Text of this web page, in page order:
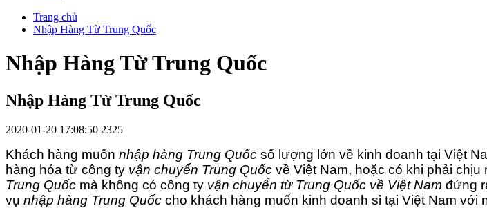
Trang chủ
Nhập Hàng Từ Trung Quốc
Nhập Hàng Từ Trung Quốc
Nhập Hàng Từ Trung Quốc
2020-01-20 17:08:50 2325
Khách hàng muốn nhập hàng Trung Quốc số lượng lớn về kinh doanh tại Việt
hàng hóa từ công ty vận chuyển Trung Quốc về Việt Nam, hoặc có khi phải
Trung Quốc mà không có công ty vận chuyển từ Trung Quốc về Việt Nam đứng
vụ nhập hàng Trung Quốc cho khách hàng muốn kinh doanh sỉ tại Việt Nam